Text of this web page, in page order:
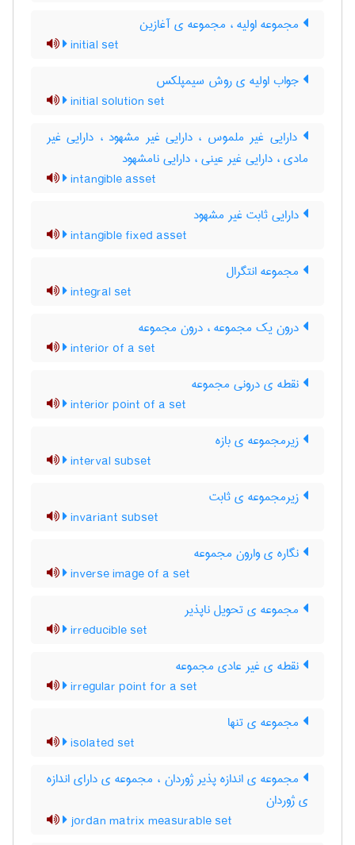
مجموعه اولیه ، مجموعه ی آغازین
initial set
جواب اولیه ی روش سیمپلکس
initial solution set
دارایی غیر ملموس ، دارایی غیر مشهود ، دارایی غیر
مادی ، دارایی غیر عینی ، دارایی نامشهود
intangible asset
دارایی ثابت غیر مشهود
intangible fixed asset
مجموعه انتگرال
integral set
درون یک مجموعه ، درون مجموعه
interior of a set
نقطه ی درونی مجموعه
interior point of a set
زیرمجموعه ی بازه
interval subset
زیرمجموعه ی ثابت
invariant subset
نگاره ی وارون مجموعه
inverse image of a set
مجموعه ی تحویل ناپذیر
irreducible set
نقطه ی غیر عادی مجموعه
irregular point for a set
مجموعه ی تنها
isolated set
مجموعه ی اندازه پذیر ژوردان ، مجموعه ی دارای اندازه
ی ژوردان
jordan matrix measurable set